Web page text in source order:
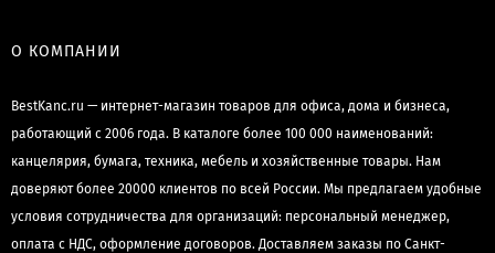
О КОМПАНИИ
BestKanc.ru — интернет-магазин товаров для офиса, дома и бизнеса,
работающий с 2006 года. В каталоге более 100 000 наименований:
канцелярия, бумага, техника, мебель и хозяйственные товары. Нам
доверяют более 20000 клиентов по всей России. Мы предлагаем удобные
условия сотрудничества для организаций: персональный менеджер,
оплата с НДС, оформление договоров. Доставляем заказы по Санкт-